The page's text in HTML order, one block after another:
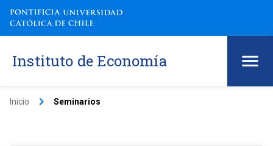
Instituto de Economía
Inicio keyboard_arrow_right Seminarios